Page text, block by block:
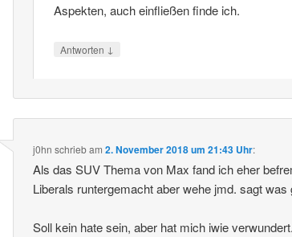
Aspekten, auch einfließen finde ich.
Antworten ↓
j0hn schriebam2. November 2018 um 21:43 Uhr:
Als das SUV Thema von Max fand ich eher
Liberals runtergemacht aber wehe jmd. sagt
Soll kein hate sein, aber hat mich iwie